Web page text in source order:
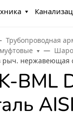
Трубопроводная
рыч. нержавеющая
BML